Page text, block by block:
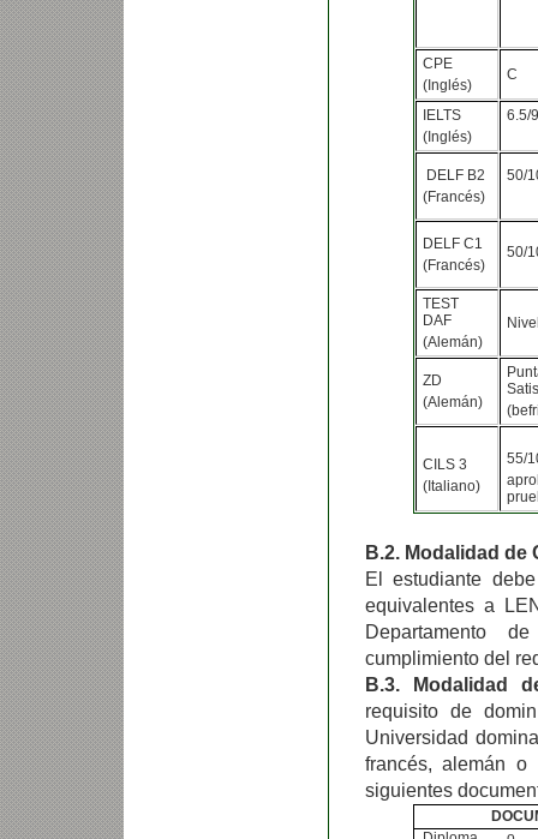
CPE
(Inglés)
C
IELTS
(Inglés)
6.5/9
DELF B2
(Francés)
50/
DELF C1
(Francés)
50/
TEST
DAF
(Alemán)
ZD
(Alemán)
CILS 3
(Italiano)
55/
B.2. Modalidad
El estudiante
equivalentes a
Departamento
cumplimiento del
B.3. Modalidad
requisito de
Universidad
francés, alemán
siguientes